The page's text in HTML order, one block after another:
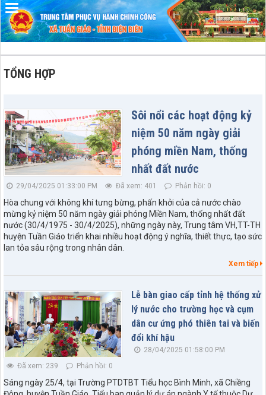
TỔNG HỢP
Sôi nổi các hoạt động kỷ
niệm 50 năm ngày giải
phóng miền Nam, thống
nhất đất nước
29/04/2025 01:33:00 PM Đã xem: 401 Phản hồi: 0
Hòa chung với không khí tưng bừng, phấn khởi của cả nước chào
mừng kỷ niệm 50 năm ngày giải phóng Miền Nam, thống nhất đất
nước (30/4/1975 - 30/4/2025), những ngày này, Trung tâm VH,TT-TH
huyện Tuần Giáo triển khai nhiều hoạt động ý nghĩa, thiết thực, tạo sức
lan tỏa sâu rộng trong nhân dân.
Xem tiếp
Lễ bàn giao cấp tỉnh hệ thống xử
lý nước cho trường học và cụm
dân cư ứng phó thiên tai và biến
đổi khí hậu
28/04/2025 01:58:00 PM
Đã xem: 239
Phản hồi: 0
Sáng ngày 25/4, tại Trường PTDTBT Tiểu học Bình Minh, xã Chiềng